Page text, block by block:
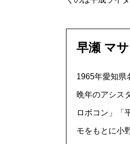
早瀬 マ
1965年愛知県
晩年のアシス
ロボコン」「
モをもとに小